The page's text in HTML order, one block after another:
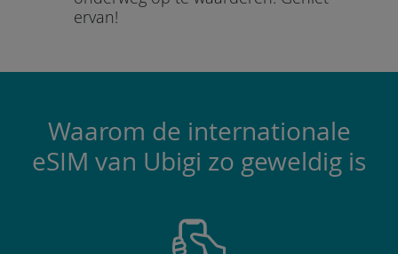
ervan!
Waarom de internationale
eSIM van Ubigi zo geweldig is